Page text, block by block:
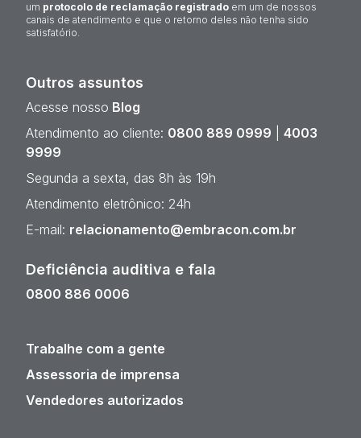
um protocolo de reclamação registrado em um de nossos
canais de atendimento e que o retorno deles não tenha sido
satisfatório.
Outros assuntos
Acesse nosso Blog
Atendimento ao cliente: 0800 889 0999
4003
9999
Segunda a sexta, das 8h às 19h
Atendimento eletrônico: 24h
E-mail: relacionamento@embracon.com.br
Deficiência auditiva e fala
0800 886 0006
Trabalhe com a gente
Assessoria de imprensa
Vendedores autorizados